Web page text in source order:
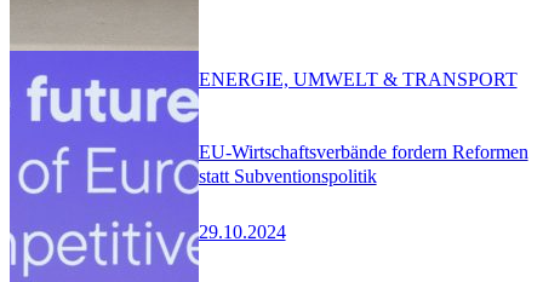
EU-Wirtschaftsverbände fordern Reformen
statt Subventionspolitik
29.10.2024
ENERGIE, UMWELT & TRANSPORT